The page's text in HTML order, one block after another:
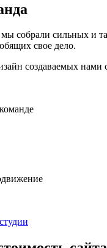
собрали сильных и
свое дело.
создаваемых нами